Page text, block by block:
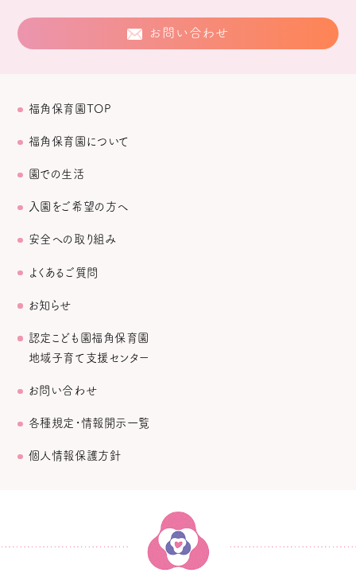
お問い合わせ
福角保育園TOP
福角保育園について
園での生活
入園をご希望の方へ
安全への取り組み
よくあるご質問
お知らせ
認定こども園福角保育園
地域子育て支援センター
お問い合わせ
各種規定・情報開示一覧
個人情報保護方針